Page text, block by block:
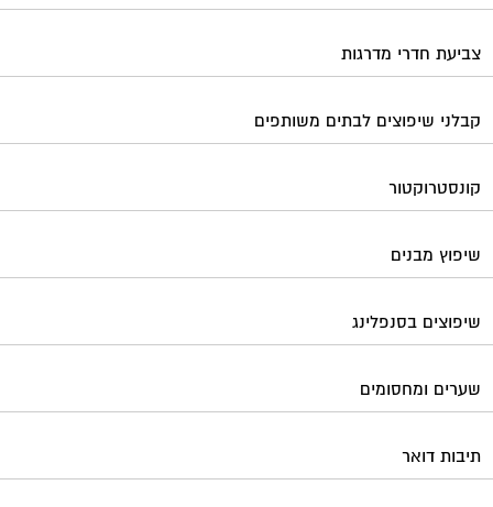
צביעת חדרי מדרגות
קבלני שיפוצים לבתים משותפים
קונסטרוקטור
שיפוץ מבנים
שיפוצים בסנפלינג
שערים ומחסומים
תיבות דואר